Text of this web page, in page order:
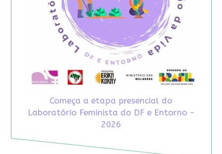
Começa a etapa presencial do
Laboratório Feminista do DF e Entorno -
2026